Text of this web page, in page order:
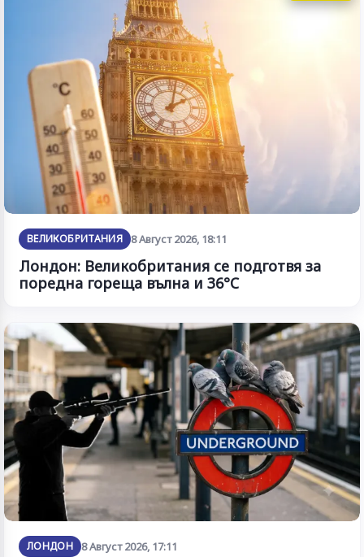
ВЕЛИКОБРИТАНИЯ 8 Август 2026, 18:11
Лондон: Великобритания се подготвя за
поредна гореща вълна и 36°C
ЛОНДОН 8 Август 2026, 17:11